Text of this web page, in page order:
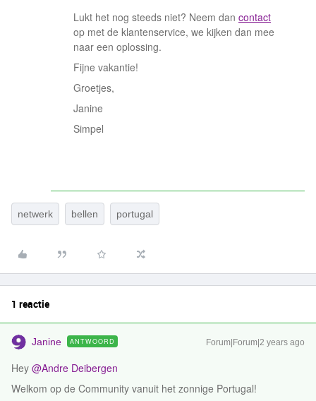
Lukt het nog steeds niet? Neem dan contact
op met de klantenservice, we kijken dan mee
naar een oplossing.
Fijne vakantie!
Groetjes,
Janine
Simpel
netwerk bellen portugal
1 reactie
Janine ANTWOORD Forum|Forum|2 years ago
Hey @Andre Deibergen
Welkom op de Community vanuit het zonnige Portugal!